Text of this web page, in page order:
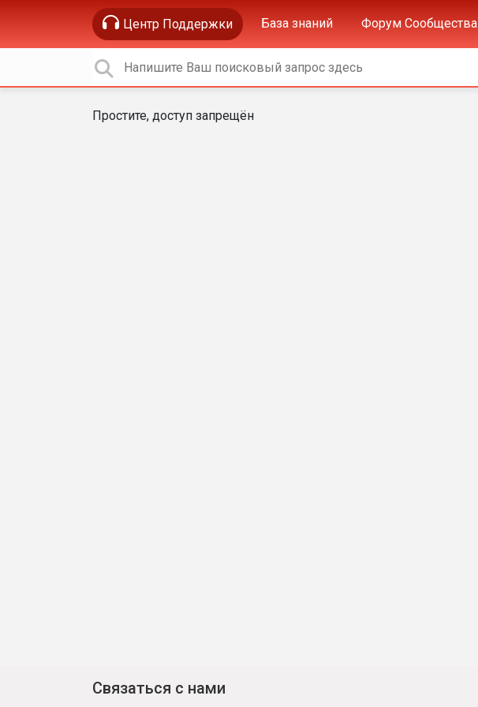
Центр Поддержки База знаний Форум Сообщества
Простите, доступ запрещён
Связаться с нами